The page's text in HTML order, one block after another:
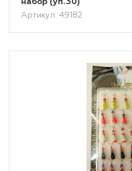
набор (уп.30)
Артикул: 49182